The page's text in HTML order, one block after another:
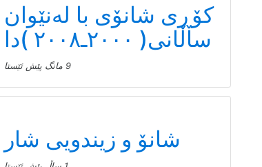
کۆڕی شانۆی با لەنێوان
ساڵانی( ٢٠٠٠ـ٢٠٠٨ )دا
9 مانگ پێش ئێستا
شانۆ و زیندویی شار